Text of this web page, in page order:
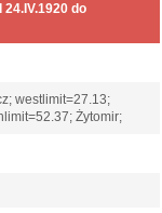
do
westlimit=27.13;
Żytomir;